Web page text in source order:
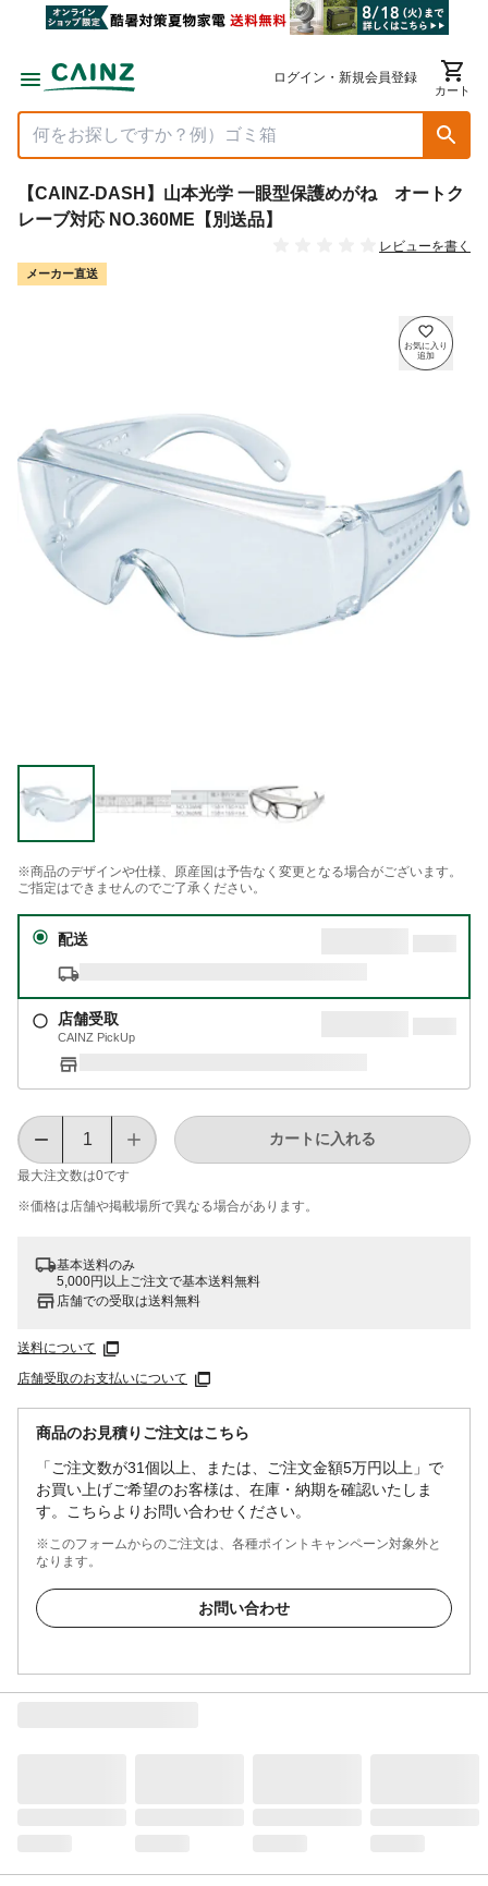
ログイン・新規会員登録
カート
【CAINZ-DASH】山本光学 一眼型保護めがね オートク
レーブ対応 NO.360ME【別送品】
レビューを書く
メーカー直送
※商品のデザインや仕様、原産国は予告なく変更となる場合がございます。
ご指定はできませんのでご了承ください。
配送
店舗受取
CAINZ PickUp
最大注文数は0です
カートに入れる
※価格は​店舗や​掲載場所で​異なる​場合が​あります。
基本送料のみ
5,000円以上ご注文で基本送料無料
店舗での受取は送料無料
送料について
店舗受取のお支払いについて
商品のお見積りご注文はこちら
「ご注文数が31個以上、または、ご注文金額5万円以上」で
お買い上げご希望のお客様は、在庫・納期を確認いたしま
す。こちらよりお問い合わせください。
※このフォームからのご注文は、各種ポイントキャンペーン対象外と
なります。
お問い合わせ